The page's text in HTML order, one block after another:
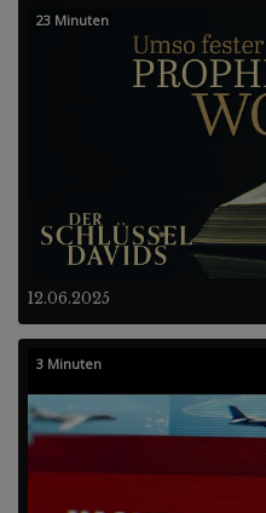
12.06.2025
23 Minuten
3 Minuten